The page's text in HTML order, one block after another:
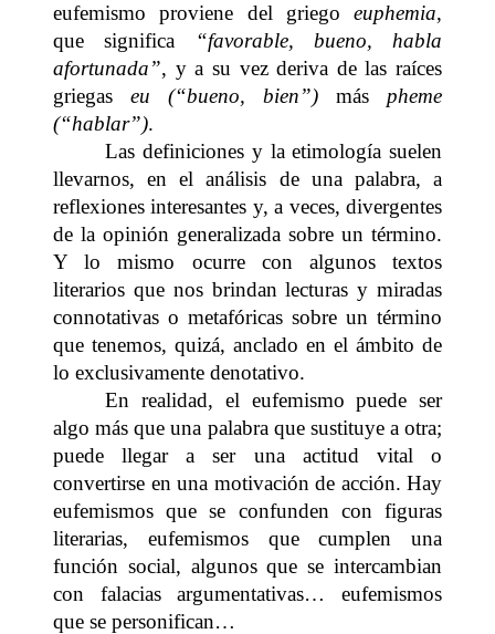
eufemismo proviene del griego euphemia,
que significa
“favorable, bueno, habla
afortunada”, y a su vez deriva de las raíces
griegas eu (“bueno, bien”) más pheme
(“hablar”).
Las definiciones y la etimología suelen
llevarnos, en el análisis de una palabra, a
reflexiones interesantes y, a veces, divergentes
de la opinión generalizada sobre un término.
Y lo mismo ocurre con algunos textos
literarios que nos brindan lecturas y miradas
connotativas o metafóricas sobre un término
que tenemos, quizá, anclado en el ámbito de
lo exclusivamente denotativo.
En realidad, el eufemismo puede ser
algo más que una palabra que sustituye a otra;
puede llegar a ser una actitud vital o
convertirse en una motivación de acción. Hay
eufemismos que se confunden con figuras
literarias, eufemismos que cumplen una
función social, algunos que se intercambian
con falacias argumentativas… eufemismos
que se personifican…